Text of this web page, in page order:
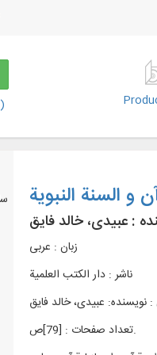
)
السنة النبویة
: عبیدی، خالد فایق
زبان : عربی
ناشر : دار الکتب العلمية
: نویسنده: عبیدی، خالد فایق
تعداد صفحات : [79]ص.